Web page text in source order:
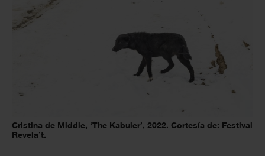
Cristina de Middle, ‘The Kabuler’, 2022. Cortesía de: Festival
Revela’t.